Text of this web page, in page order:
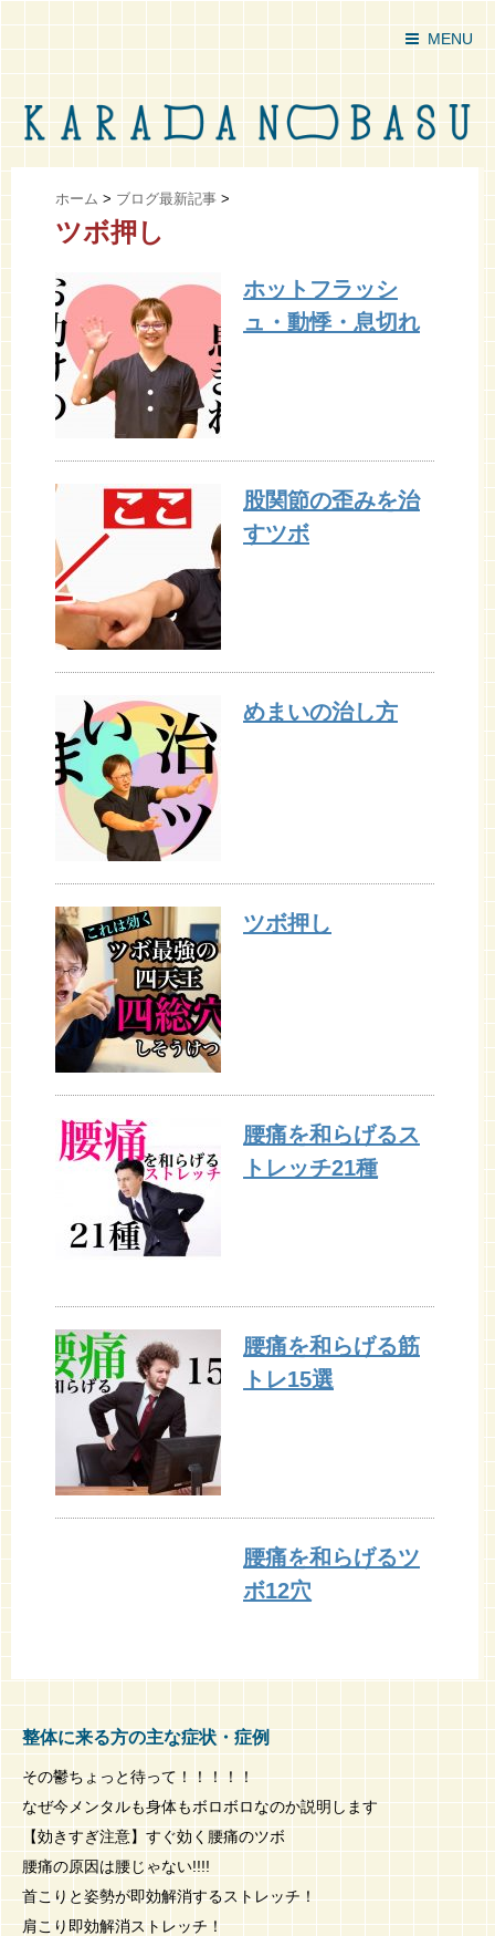
MENU
ホーム > ブログ最新記事 >
ツボ押し
ホットフラッシ
ュ・動悸・息切れ
股関節の歪みを治
すツボ
めまいの治し方
ツボ押し
腰痛を和らげるス
トレッチ21種
腰痛を和らげる筋
トレ15選
腰痛を和らげるツ
ボ12穴
整体に来る方の主な症状・症例
その鬱ちょっと待って！！！！！
なぜ今メンタルも身体もボロボロなのか説明します
【効きすぎ注意】すぐ効く腰痛のツボ
腰痛の原因は腰じゃない!!!!
首こりと姿勢が即効解消するストレッチ！
肩こり即効解消ストレッチ！